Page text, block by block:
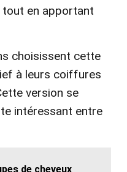
tout en apportant
choisissent cette
à leurs coiffures
version se
intéressant entre
de cheveux